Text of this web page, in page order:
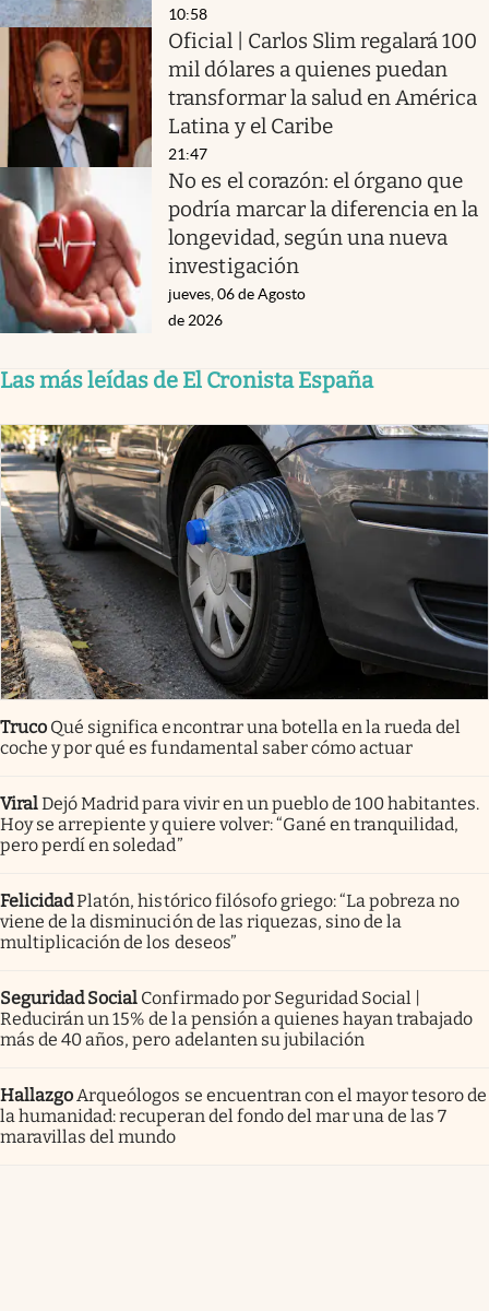
10:58
Oficial | Carlos Slim regalará 100
mil dólares a quienes puedan
transformar la salud en América
Latina y el Caribe
21:47
No es el corazón: el órgano que
podría marcar la diferencia en la
longevidad, según una nueva
investigación
jueves, 06 de Agosto
de 2026
Las más leídas de El Cronista España
Truco Qué significa encontrar una botella en la rueda del
coche y por qué es fundamental saber cómo actuar
ViralDejó Madrid para vivir en un pueblo de 100 habitantes.
Hoy se arrepiente y quiere volver: “Gané en tranquilidad,
pero perdí en soledad”
FelicidadPlatón, histórico filósofo griego: “La pobreza no
viene de la disminución de las riquezas, sino de la
multiplicación de los deseos”
Seguridad Social Confirmado por Seguridad Social |
Reducirán un 15% de la pensión a quienes hayan trabajado
más de 40 años, pero adelanten su jubilación
Hallazgo Arqueólogos se encuentran con el mayor tesoro de
la humanidad: recuperan del fondo del mar una de las 7
maravillas del mundo